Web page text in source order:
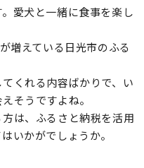
愛犬と一緒に食事を楽し
増えている日光市のふる
くれる内容ばかりで、い
そうですよね。
は、ふるさと納税を活用
いかがでしょうか。